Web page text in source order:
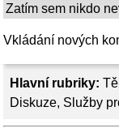
Hlavní rubriky:
Diskuze, Služby
Zatím sem nikdo
Vkládání nových